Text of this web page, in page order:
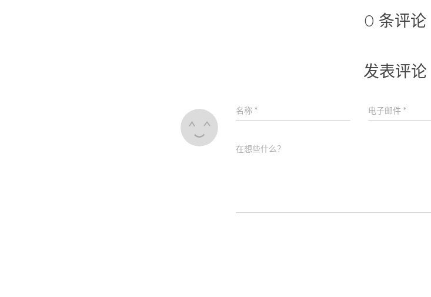
0 条评论
发表评论
名称 * 电子邮件*
在想些什么？